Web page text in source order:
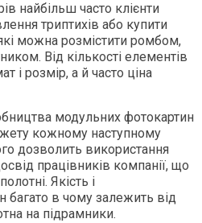
найбільш часто клієнти
триптихів або купити
можна розмістити ромбом,
Від кількості елементів
і розмір, а й часто ціна
модульних фотокартин
кожному наступному
дозволить використання
працівників компанії, що
Якість і
багато в чому залежить від
на підрамники.